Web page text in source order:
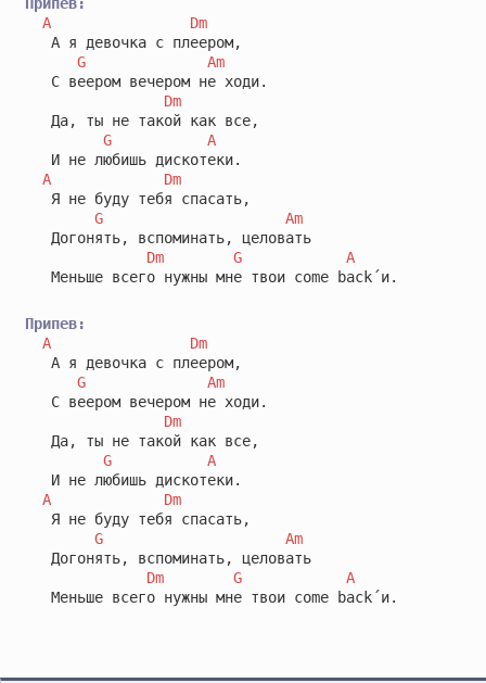
A
Dm
   А я девочка с плеером,
G
Am
   С веером вечером не ходи.
Dm
   Да, ты не такой как все,
G
A
   И не любишь дискотеки.
A
Dm
   Я не буду тебя спасать,
G
Am
   Догонять, вспоминать, целовать
Dm
G
A
   Меньше всего нужны мне твои come back´и.
Припев:
A
Dm
   А я девочка с плеером,
G
Am
   С веером вечером не ходи.
Dm
   Да, ты не такой как все,
G
A
   И не любишь дискотеки.
A
Dm
   Я не буду тебя спасать,
G
Am
   Догонять, вспоминать, целовать
Dm
G
A
   Меньше всего нужны мне твои come back´и.